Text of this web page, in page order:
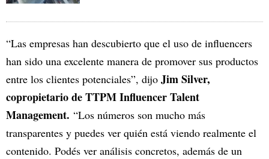
“Las empresas han descubierto que el uso de influencers
han sido una excelente manera de promover sus productos
entre los clientes potenciales”, dijo Jim Silver,
copropietario de TTPM Influencer Talent
Management. “Los números son mucho más
transparentes y puedes ver quién está viendo realmente el
contenido. Podés ver análisis concretos, además de un